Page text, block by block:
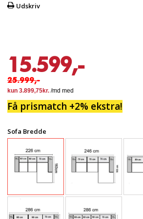
Udskriv
15.599,-
25.999,-
Få prismatch +2% ekstra!
Sofa Bredde